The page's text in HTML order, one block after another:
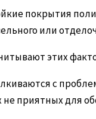
покрытия
или
этих
с
не приятных для